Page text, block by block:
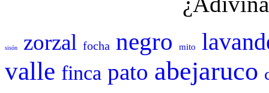
sisón zorzal focha negro mito
valle finca pato abejaruco